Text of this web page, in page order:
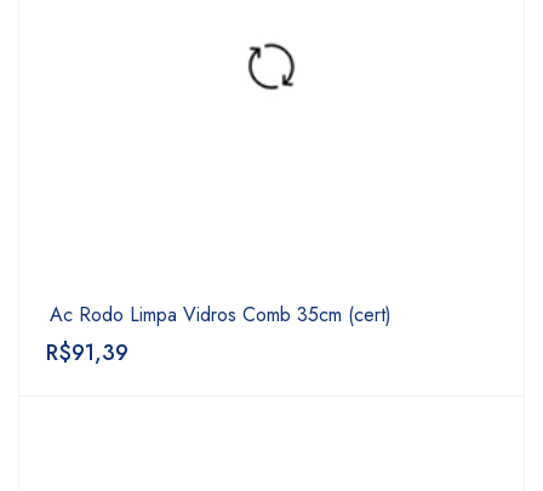
Ac Rodo Limpa Vidros Comb 35cm (cert)
R$91,39